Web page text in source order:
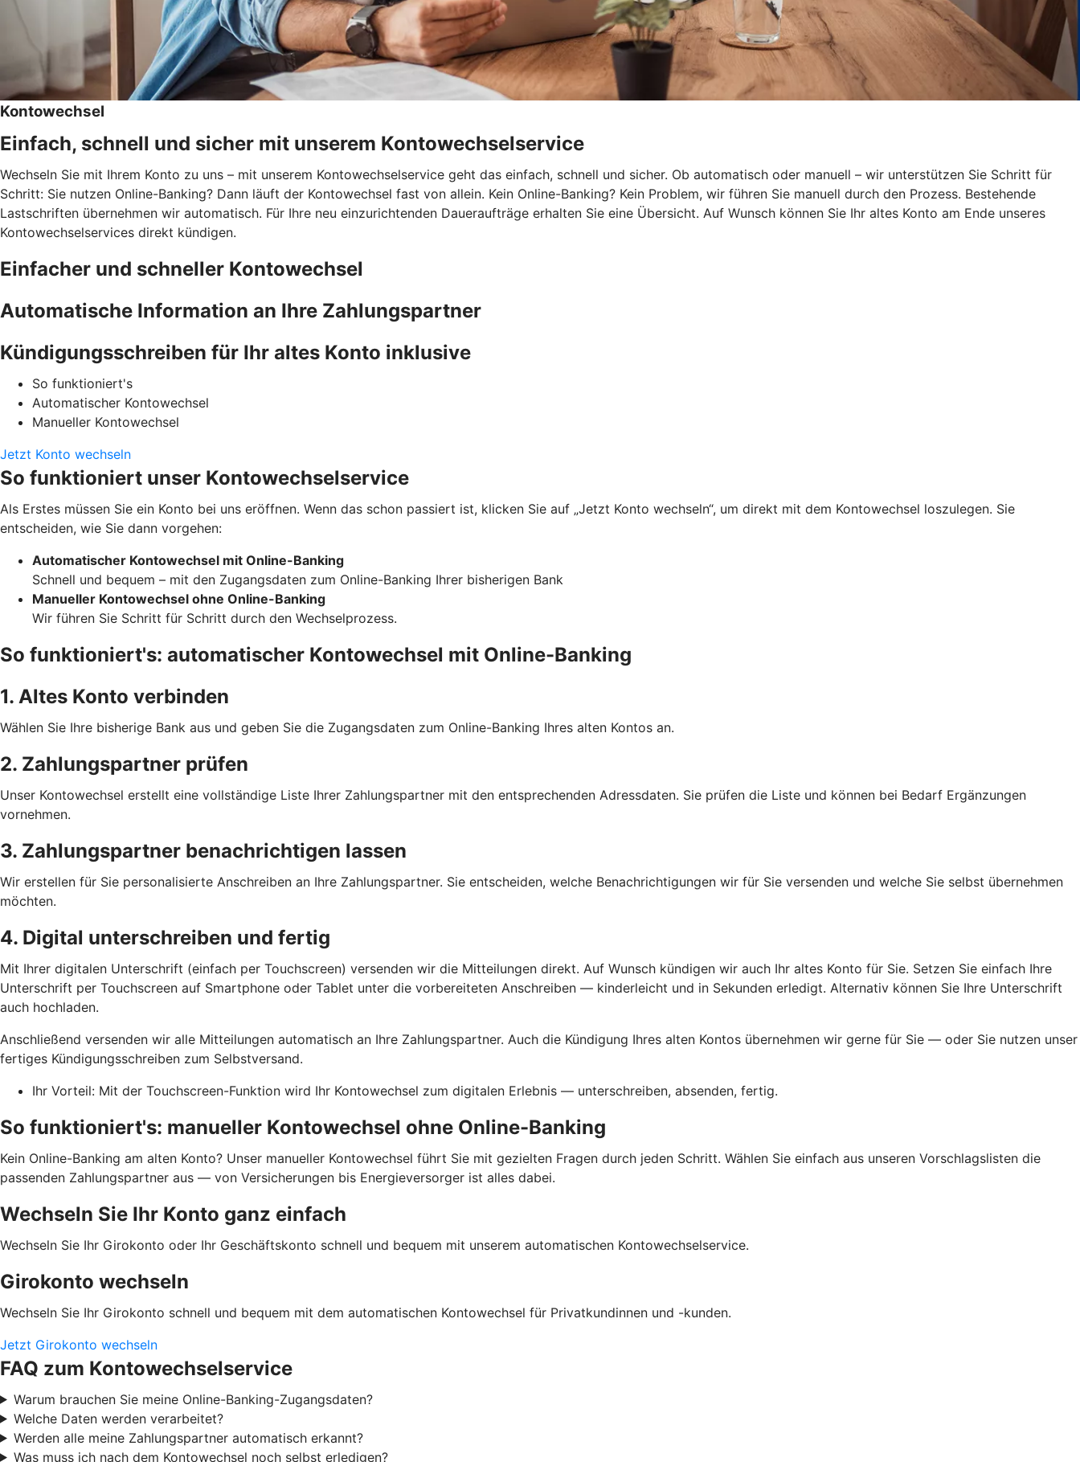
Kontowechsel
Einfach, schnell und sicher mit unserem Kontowechselservice
Wechseln Sie mit Ihrem Konto zu uns – mit unserem Kontowechselservice geht das einfach, schnell und sicher. Ob automatisch oder manuell – wir unterstützen Sie Schritt für
Schritt: Sie nutzen Online-Banking? Dann läuft der Kontowechsel fast von allein. Kein Online-Banking? Kein Problem, wir führen Sie manuell durch den Prozess. Bestehende
Lastschriften übernehmen wir automatisch. Für Ihre neu einzurichtenden Daueraufträge erhalten Sie eine Übersicht. Auf Wunsch können Sie Ihr altes Konto am Ende unseres
Kontowechselservices direkt kündigen.
Einfacher und schneller Kontowechsel
Automatische Information an Ihre Zahlungspartner
Kündigungsschreiben für Ihr altes Konto inklusive
So funktioniert's
Automatischer Kontowechsel
Manueller Kontowechsel
Jetzt Konto wechseln
So funktioniert unser Kontowechselservice
Als Erstes müssen Sie ein Konto bei uns eröffnen. Wenn das schon passiert ist, klicken Sie auf „Jetzt Konto wechseln“, um direkt mit dem Kontowechsel loszulegen. Sie
entscheiden, wie Sie dann vorgehen:
Automatischer Kontowechsel mit Online-Banking
Schnell und bequem – mit den Zugangsdaten zum Online-Banking Ihrer bisherigen Bank
Manueller Kontowechsel ohne Online-Banking
Wir führen Sie Schritt für Schritt durch den Wechselprozess.
So funktioniert's: automatischer Kontowechsel mit Online-Banking
1. Altes Konto verbinden
Wählen Sie Ihre bisherige Bank aus und geben Sie die Zugangsdaten zum Online-Banking Ihres alten Kontos an.
2. Zahlungspartner prüfen
Unser Kontowechsel erstellt eine vollständige Liste Ihrer Zahlungspartner mit den entsprechenden Adressdaten. Sie prüfen die Liste und können bei Bedarf Ergänzungen
vornehmen.
3. Zahlungspartner benachrichtigen lassen
Wir erstellen für Sie personalisierte Anschreiben an Ihre Zahlungspartner. Sie entscheiden, welche Benachrichtigungen wir für Sie versenden und welche Sie selbst übernehmen
möchten.
4. Digital unterschreiben und fertig
Mit Ihrer digitalen Unterschrift (einfach per Touchscreen) versenden wir die Mitteilungen direkt. Auf Wunsch kündigen wir auch Ihr altes Konto für Sie. Setzen Sie einfach Ihre
Unterschrift per Touchscreen auf Smartphone oder Tablet unter die vorbereiteten Anschreiben — kinderleicht und in Sekunden erledigt. Alternativ können Sie Ihre Unterschrift
auch hochladen.
Anschließend versenden wir alle Mitteilungen automatisch an Ihre Zahlungspartner. Auch die Kündigung Ihres alten Kontos übernehmen wir gerne für Sie — oder Sie nutzen unser
fertiges Kündigungsschreiben zum Selbstversand.
Ihr Vorteil: Mit der Touchscreen-Funktion wird Ihr Kontowechsel zum digitalen Erlebnis — unterschreiben, absenden, fertig.
So funktioniert's: manueller Kontowechsel ohne Online-Banking
Kein Online-Banking am alten Konto? Unser manueller Kontowechsel führt Sie mit gezielten Fragen durch jeden Schritt. Wählen Sie einfach aus unseren Vorschlagslisten die
passenden Zahlungspartner aus — von Versicherungen bis Energieversorger ist alles dabei.
Wechseln Sie Ihr Konto ganz einfach
Wechseln Sie Ihr Girokonto oder Ihr Geschäftskonto schnell und bequem mit unserem automatischen Kontowechselservice.
Girokonto wechseln
Wechseln Sie Ihr Girokonto schnell und bequem mit dem automatischen Kontowechsel für Privatkundinnen und -kunden.
Jetzt Girokonto wechseln
FAQ zum Kontowechselservice
Warum brauchen Sie meine Online-Banking-Zugangsdaten?
Welche Daten werden verarbeitet?
Werden alle meine Zahlungspartner automatisch erkannt?
Was muss ich nach dem Kontowechsel noch selbst erledigen?